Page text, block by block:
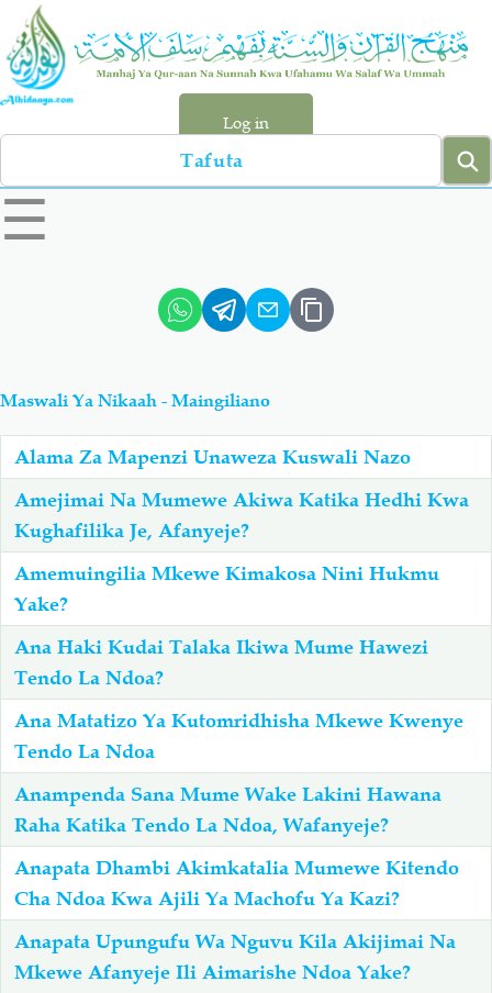
Skip
main
content
Log in
Search
left
sidebar
☰
Hadiyth
Shirki & Kufru Bid-'ah (Uzushi)
Salaf Wa Ummah Firaq-Makundi
Fiqh-Ibaadah
Fataawa Za Ulamaa
Akhlaaq-Aadaab
Familia-Jamii Maswali-Majibu
Chemsha Bongo Vitabu
Mapishi
Maswali Ya Nikaah - Maingiliano
Alama Za Mapenzi Unaweza Kuswali Nazo
Amejimai Na Mumewe Akiwa Katika Hedhi Kwa
Kughafilika Je, Afanyeje?
Amemuingilia Mkewe Kimakosa Nini Hukmu
Yake?
Ana Haki Kudai Talaka Ikiwa Mume Hawezi
Tendo La Ndoa?
Ana Matatizo Ya Kutomridhisha Mkewe Kwenye
Tendo La Ndoa
Anampenda Sana Mume Wake Lakini Hawana
Raha Katika Tendo La Ndoa, Wafanyeje?
Anapata Dhambi Akimkatalia Mumewe Kitendo
Cha Ndoa Kwa Ajili Ya Machofu Ya Kazi?
Anapata Upungufu Wa Nguvu Kila Akijimai Na
Mkewe Afanyeje Ili Aimarishe Ndoa Yake?